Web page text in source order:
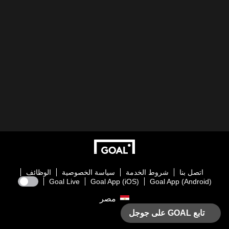
اتصل بنا شروط الخدمة سياسة الخصوصية
الوظائف
Goal App (Android)
Goal App (iOS)
Goal Live
مصر
تابع GOAL على جوجل